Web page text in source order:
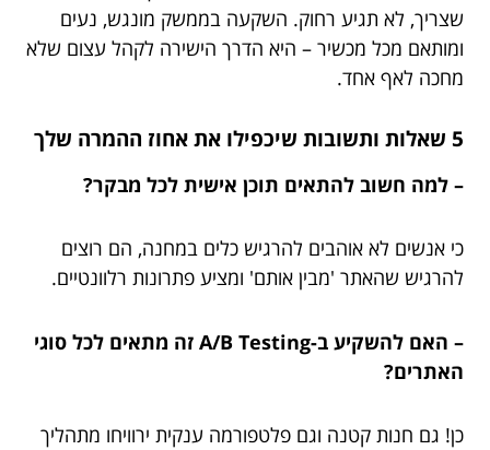
שצריך, לא תגיע רחוק. השקעה בממשק מונגש, נעים
ומותאם מכל מכשיר – היא הדרך הישירה לקהל עצום שלא
מחכה לאף אחד.
5 שאלות ותשובות שיכפילו את אחוז ההמרה שלך
– למה חשוב להתאים תוכן אישית לכל מבקר?
כי אנשים לא אוהבים להרגיש כלים במחנה, הם רוצים
להרגיש שהאתר 'מבין אותם' ומציע פתרונות רלוונטיים.
– האם להשקיע ב-A/B Testing זה מתאים לכל סוגי
האתרים?
כן! גם חנות קטנה וגם פלטפורמה ענקית ירוויחו מתהליך